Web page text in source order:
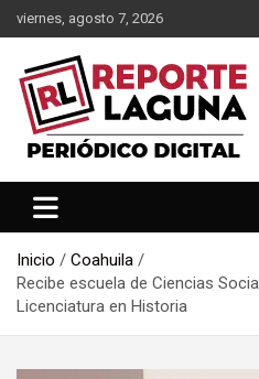
Saltar
al
contenido
viernes, agosto 7, 2026
Reporte Laguna
Inicio
Coahuila
Recibe escuela de Ciencias
Licenciatura en Historia